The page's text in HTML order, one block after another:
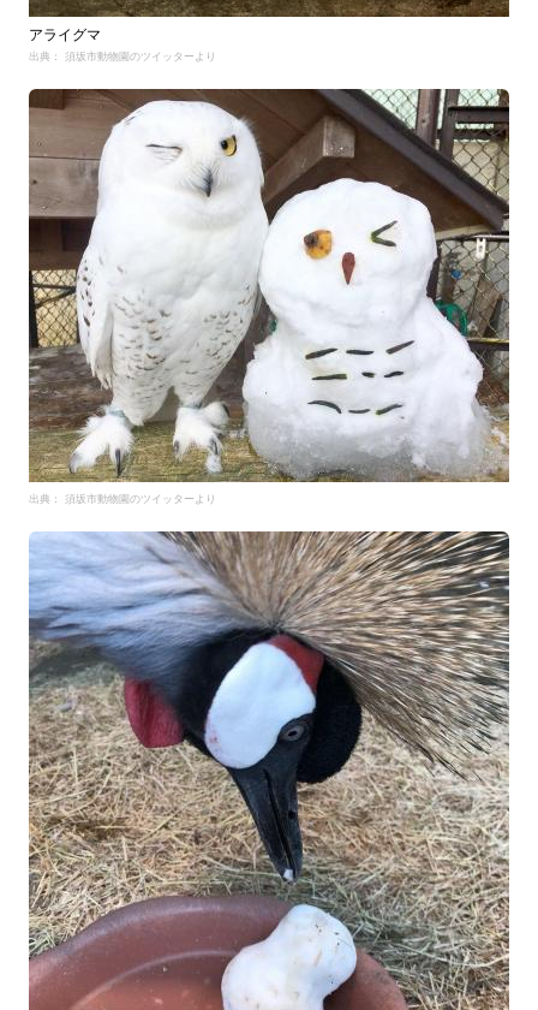
アライグマ
出典： 須坂市動物園のツイッターより
出典： 須坂市動物園のツイッターより